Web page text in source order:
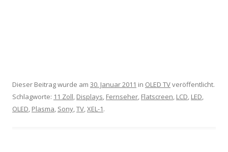
Dieser Beitrag wurde am 30. Januar 2011 in OLED TVveröffentlicht.
Schlagworte: 11 Zoll, Displays, Fernseher, Flatscreen, LCD, LED,
OLED, Plasma, Sony,TV,XEL-1.